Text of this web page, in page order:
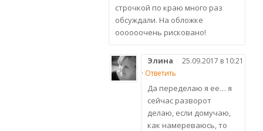
строчкой по краю много раз
обсуждали. На обложке
оооооочень рисковано!
Элина
25.09.2017 в 10:21
· Ответить
Да переделаю я ее… я
сейчас разворот
делаю, если домучаю,
как намереваюсь, то